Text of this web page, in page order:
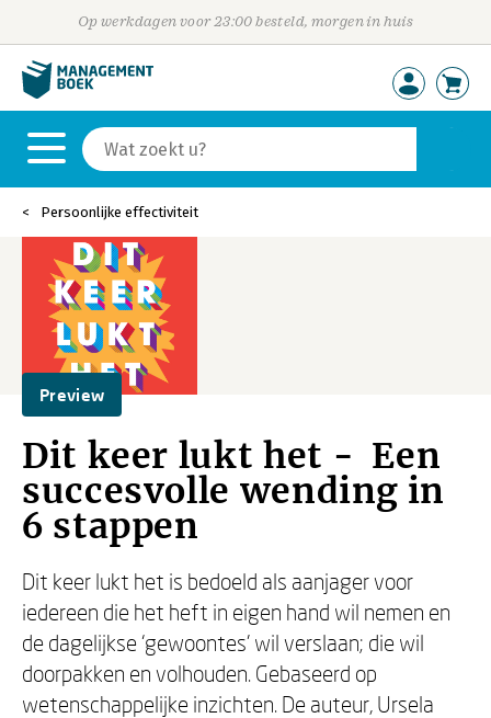
Op werkdagen voor 23:00 besteld, morgen in huis
Persoonlijke effectiviteit
Preview
Dit keer lukt het - Een
succesvolle wending in
6 stappen
Dit keer lukt het is bedoeld als aanjager voor
iedereen die het heft in eigen hand wil nemen en
de dagelijkse ‘gewoontes’ wil verslaan; die wil
doorpakken en volhouden. Gebaseerd op
wetenschappelijke inzichten. De auteur, Ursela